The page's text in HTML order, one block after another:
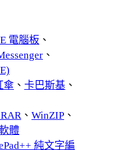
電腦板 、
、
傘 、 卡巴斯基 、
、 WinZIP 、
體
純文字編